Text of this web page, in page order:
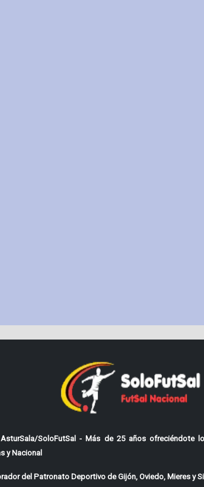
SoloFutSal - Más de 25 años ofreciéndote
y Nacional
del Patronato Deportivo de Gijón, Oviedo, Mieres y